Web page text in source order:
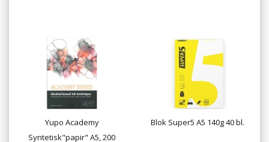
Yupo Academy
Syntetisk"papir" A5, 200
Blok Super5 A5 140g 40 bl.